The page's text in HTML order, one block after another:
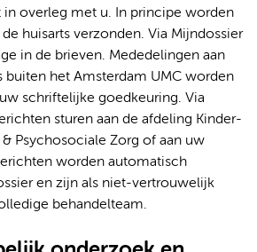
in overleg met u. In principe worden
huisarts verzonden. Via Mijndossier
in de brieven. Mededelingen aan
buiten het Amsterdam UMC worden
schriftelijke goedkeuring. Via
sturen aan de afdeling Kinder-
Psychosociale Zorg of aan uw
worden automatisch
en zijn als niet-vertrouwelijk
behandelteam.